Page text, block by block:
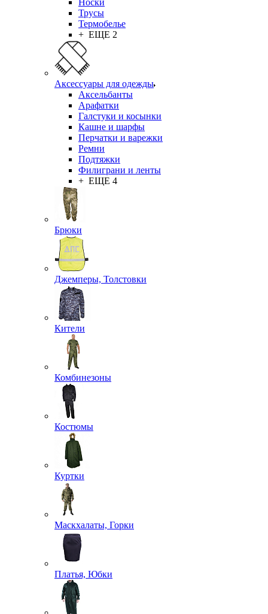
Носки
Трусы
Термобелье
+ ЕЩЕ 2
Аксессуары для одежды
Аксельбанты
Арафатки
Галстуки и косынки
Кашне и шарфы
Перчатки и варежки
Ремни
Подтяжки
Филиграни и ленты
+ ЕЩЕ 4
Брюки
Джемперы, Толстовки
Кители
Комбинезоны
Костюмы
Куртки
Маскхалаты, Горки
Платья, Юбки